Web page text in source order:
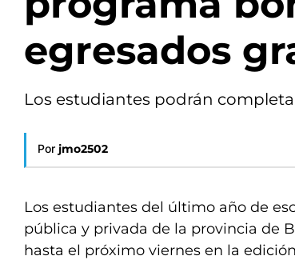
egresados
Los estudiantes podrán
Por jmo2502
Los estudiantes del último año de
pública y privada de la provincia de
hasta el próximo viernes en la